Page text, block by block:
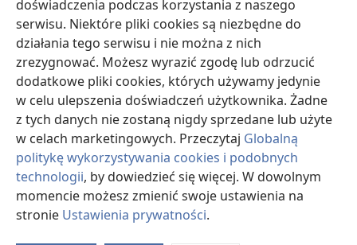
doświadczenia podczas korzystania z naszego
serwisu. Niektóre pliki cookies są niezbędne do
działania tego serwisu i nie można z nich
zrezygnować. Możesz wyrazić zgodę lub odrzucić
dodatkowe pliki cookies, których używamy jedynie
w celu ulepszenia doświadczeń użytkownika. Żadne
z tych danych nie zostaną nigdy sprzedane lub użyte
w celach marketingowych. Przeczytaj Globalną
politykę wykorzystywania cookies i podobnych
technologii, by dowiedzieć się więcej. W dowolnym
momencie możesz zmienić swoje ustawienia na
stronie Ustawienia prywatności.
Je, wyciera sobie usta,
a potem mówi: „Nie zrobiłam nic złego” s
21 Są trzy sytuacje, które sprawiają, że ziemia drży,
cztery, których nie może ona znieść:
22 gdy niewolnik panuje jako król t ,
gdy głupi ma tyle jedzenia, że się obżera,
23 gdy nienawidzona *kobieta zostaje czyjąś żoną
i gdy służąca zajmuje miejsce swojej pani
24 Są cztery stworzenia na ziemi, które chociaż
należą do najmniejszych,
wykazują instynktowną * mądrość